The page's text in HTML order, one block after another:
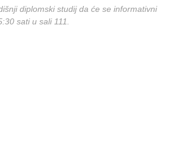
diplomski studij da će se informativni
sati u sali 111.